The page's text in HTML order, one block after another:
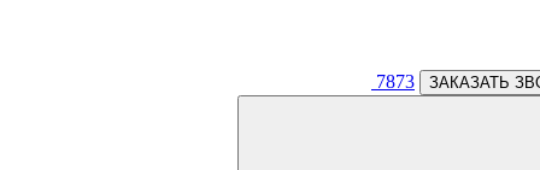
7873 ЗАКАЗАТЬ